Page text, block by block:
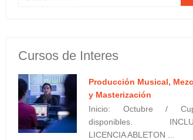
Cursos de Interes
Producción Musical,
y Masterización
Inicio: Octubre /
disponibles.
LICENCIA ABLETON ...